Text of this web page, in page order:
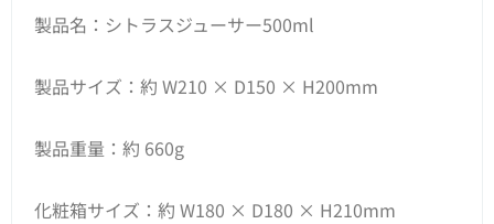
製品名：シトラスジューサー500ml
製品サイズ：約 W210 × D150 × H200mm
製品重量：約 660g
化粧箱サイズ：約 W180 × D180 × H210mm